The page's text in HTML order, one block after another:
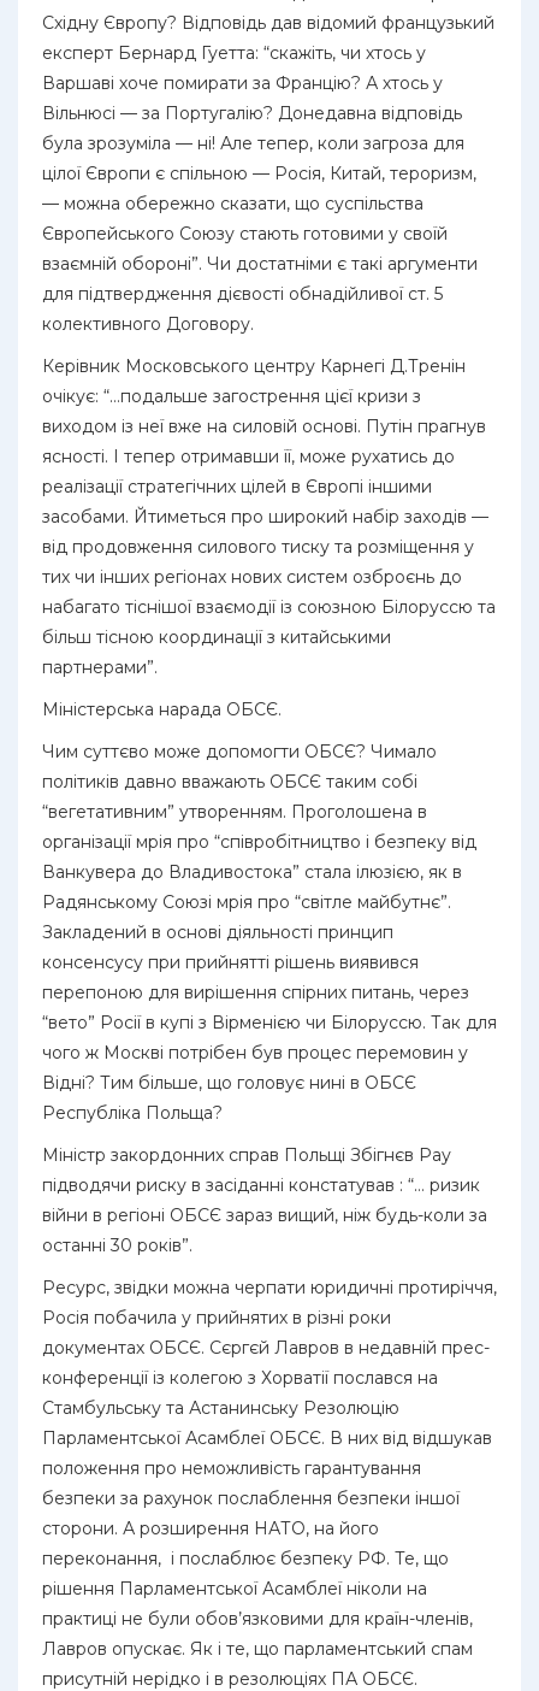
Східну Європу? Відповідь дав відомий французький
експерт Бернард Гуетта: “скажіть, чи хтось у
Варшаві хоче помирати за Францію? А хтось у
Вільнюсі — за Португалію? Донедавна відповідь
була зрозуміла — ні! Але тепер, коли загроза для
цілої Європи є спільною — Росія, Китай, тероризм,
— можна обережно сказати, що суспільства
Європейського Союзу стають готовими у своїй
взаємній обороні”. Чи достатніми є такі аргументи
для підтвердження дієвості обнадійливої ст. 5
колективного Договору.
Керівник Московського центру Карнегі Д.Тренін
очікує: “…подальше загострення цієї кризи з
виходом із неї вже на силовій основі. Путін прагнув
ясності. І тепер отримавши її, може рухатись до
реалізації стратегічних цілей в Європі іншими
засобами. Йтиметься про широкий набір заходів —
від продовження силового тиску та розміщення у
тих чи інших регіонах нових систем озброєнь до
набагато тіснішої взаємодії із союзною Білоруссю та
більш тісною координації з китайськими
партнерами”.
Міністерська нарада ОБСЄ.
Чим суттєво може допомогти ОБСЄ? Чимало
політиків давно вважають ОБСЄ таким собі
“вегетативним” утворенням. Проголошена в
організації мрія про “співробітництво і безпеку від
Ванкувера до Владивостока” стала ілюзією, як в
Радянському Союзі мрія про “світле майбутнє”.
Закладений в основі діяльності принцип
консенсусу при прийнятті рішень виявився
перепоною для вирішення спірних питань, через
“вето” Росії в купі з Вірменією чи Білоруссю. Так для
чого ж Москві потрібен був процес перемовин у
Відні? Тим більше, що головує нині в ОБСЄ
Республіка Польща?
Міністр закордонних справ Польщі Збігнєв Рау
підводячи риску в засіданні констатував : “… ризик
війни в регіоні ОБСЄ зараз вищий, ніж будь-коли за
останні 30 років”.
Ресурс, звідки можна черпати юридичні протиріччя,
Росія побачила у прийнятих в різні роки
документах ОБСЄ. Сєргєй Лавров в недавній прес-
конференції із колегою з Хорватії послався на
Стамбульську та Астанинську Резолюцію
Парламентської Асамблеї ОБСЄ. В них від відшукав
положення про неможливість гарантування
безпеки за рахунок послаблення безпеки іншої
сторони. А розширення НАТО, на його
переконання, і послаблює безпеку РФ. Те, що
рішення Парламентської Асамблеї ніколи на
практиці не були обов’язковими для країн-членів,
Лавров опускає. Як і те, що парламентський спам
присутній нерідко і в резолюціях ПА ОБСЄ.